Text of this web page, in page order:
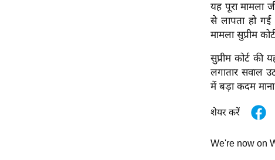
यह पूरा मामला
से लापता हो गई
मामला सुप्रीम
सुप्रीम कोर्ट
लगातार सवाल
में बड़ा कदम माना
शेयर करें
We're now on